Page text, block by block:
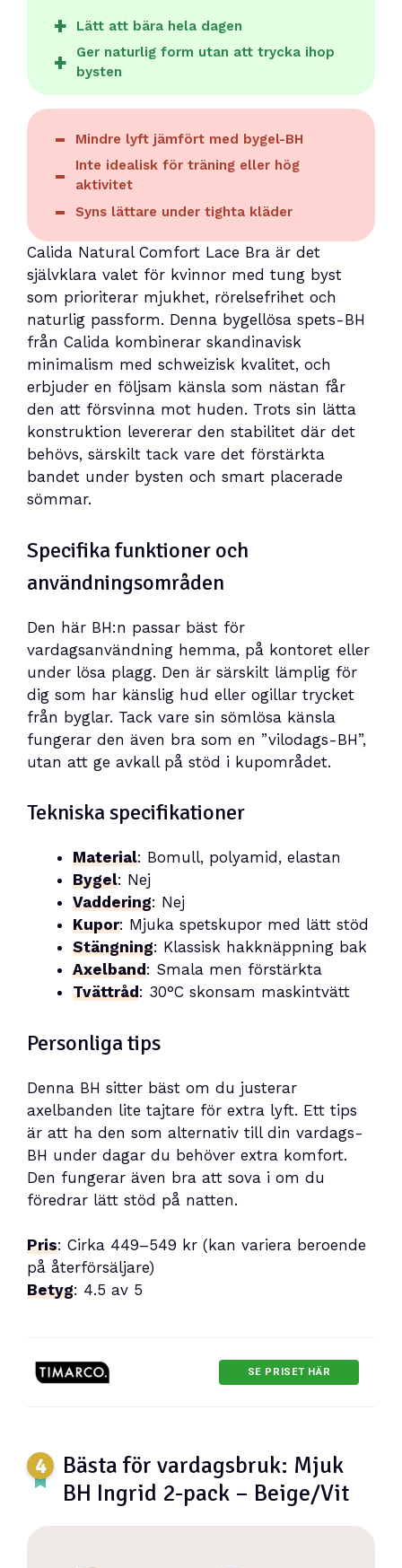
Lätt att bära hela dagen
Ger naturlig form utan att trycka ihop
bysten
Mindre lyft jämfört med bygel-BH
Inte idealisk för träning eller hög
aktivitet
Syns lättare under tighta kläder
Calida Natural Comfort Lace Bra är det
självklara valet för kvinnor med tung byst
som prioriterar mjukhet, rörelsefrihet och
naturlig passform. Denna bygellösa spets-BH
från Calida kombinerar skandinavisk
minimalism med schweizisk kvalitet, och
erbjuder en följsam känsla som nästan får
den att försvinna mot huden. Trots sin lätta
konstruktion levererar den stabilitet där det
behövs, särskilt tack vare det förstärkta
bandet under bysten och smart placerade
sömmar.
Specifika funktioner och
användningsområden
Den här BH:n passar bäst för
vardagsanvändning hemma, på kontoret eller
under lösa plagg. Den är särskilt lämplig för
dig som har känslig hud eller ogillar trycket
från byglar. Tack vare sin sömlösa känsla
fungerar den även bra som en ”vilodags-BH”,
utan att ge avkall på stöd i kupområdet.
Tekniska specifikationer
Material: Bomull, polyamid, elastan
Bygel: Nej
Vaddering: Nej
Kupor: Mjuka spetskupor med lätt stöd
Stängning: Klassisk hakknäppning bak
Axelband: Smala men förstärkta
Tvättråd: 30°C skonsam maskintvätt
Personliga tips
Denna BH sitter bäst om du justerar
axelbanden lite tajtare för extra lyft. Ett tips
är att ha den som alternativ till din vardags-
BH under dagar du behöver extra komfort.
Den fungerar även bra att sova i om du
föredrar lätt stöd på natten.
Pris: Cirka 449–549 kr (kan variera beroende
på återförsäljare)
Betyg: 4.5 av 5
SE PRISET HÄR
Bästa för vardagsbruk: Mjuk
BH Ingrid 2-pack – Beige/Vit